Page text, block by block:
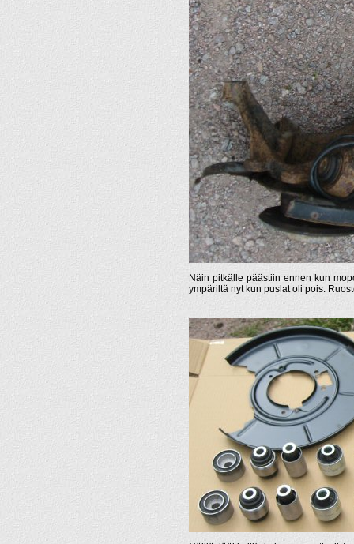
Näin pitkälle päästiin ennen kun
ympäriltä nyt kun puslat oli pois.